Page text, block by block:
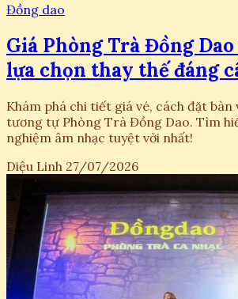
Đồng dao
Giá Phòng Trà Đồng
lựa chọn thay thế đáng
Khám phá chi tiết giá vé, cách đặt
tương tự Phòng Trà Đồng Dao. Tìm
nghiệm âm nhạc tuyệt vời nhất!
Diệu Linh 27/07/2026